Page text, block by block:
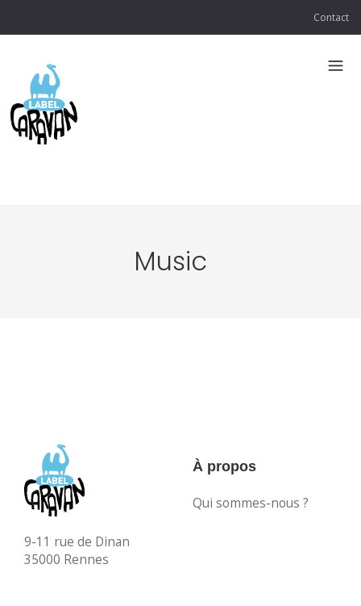
Contact
Music
9-11 rue de Dinan
35000 Rennes
À propos
Qui sommes-nous ?